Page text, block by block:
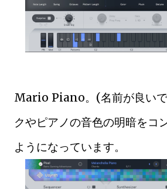
Mario Piano。(名前が良い
クやピアノの音色の明暗をコ
ようになっています。